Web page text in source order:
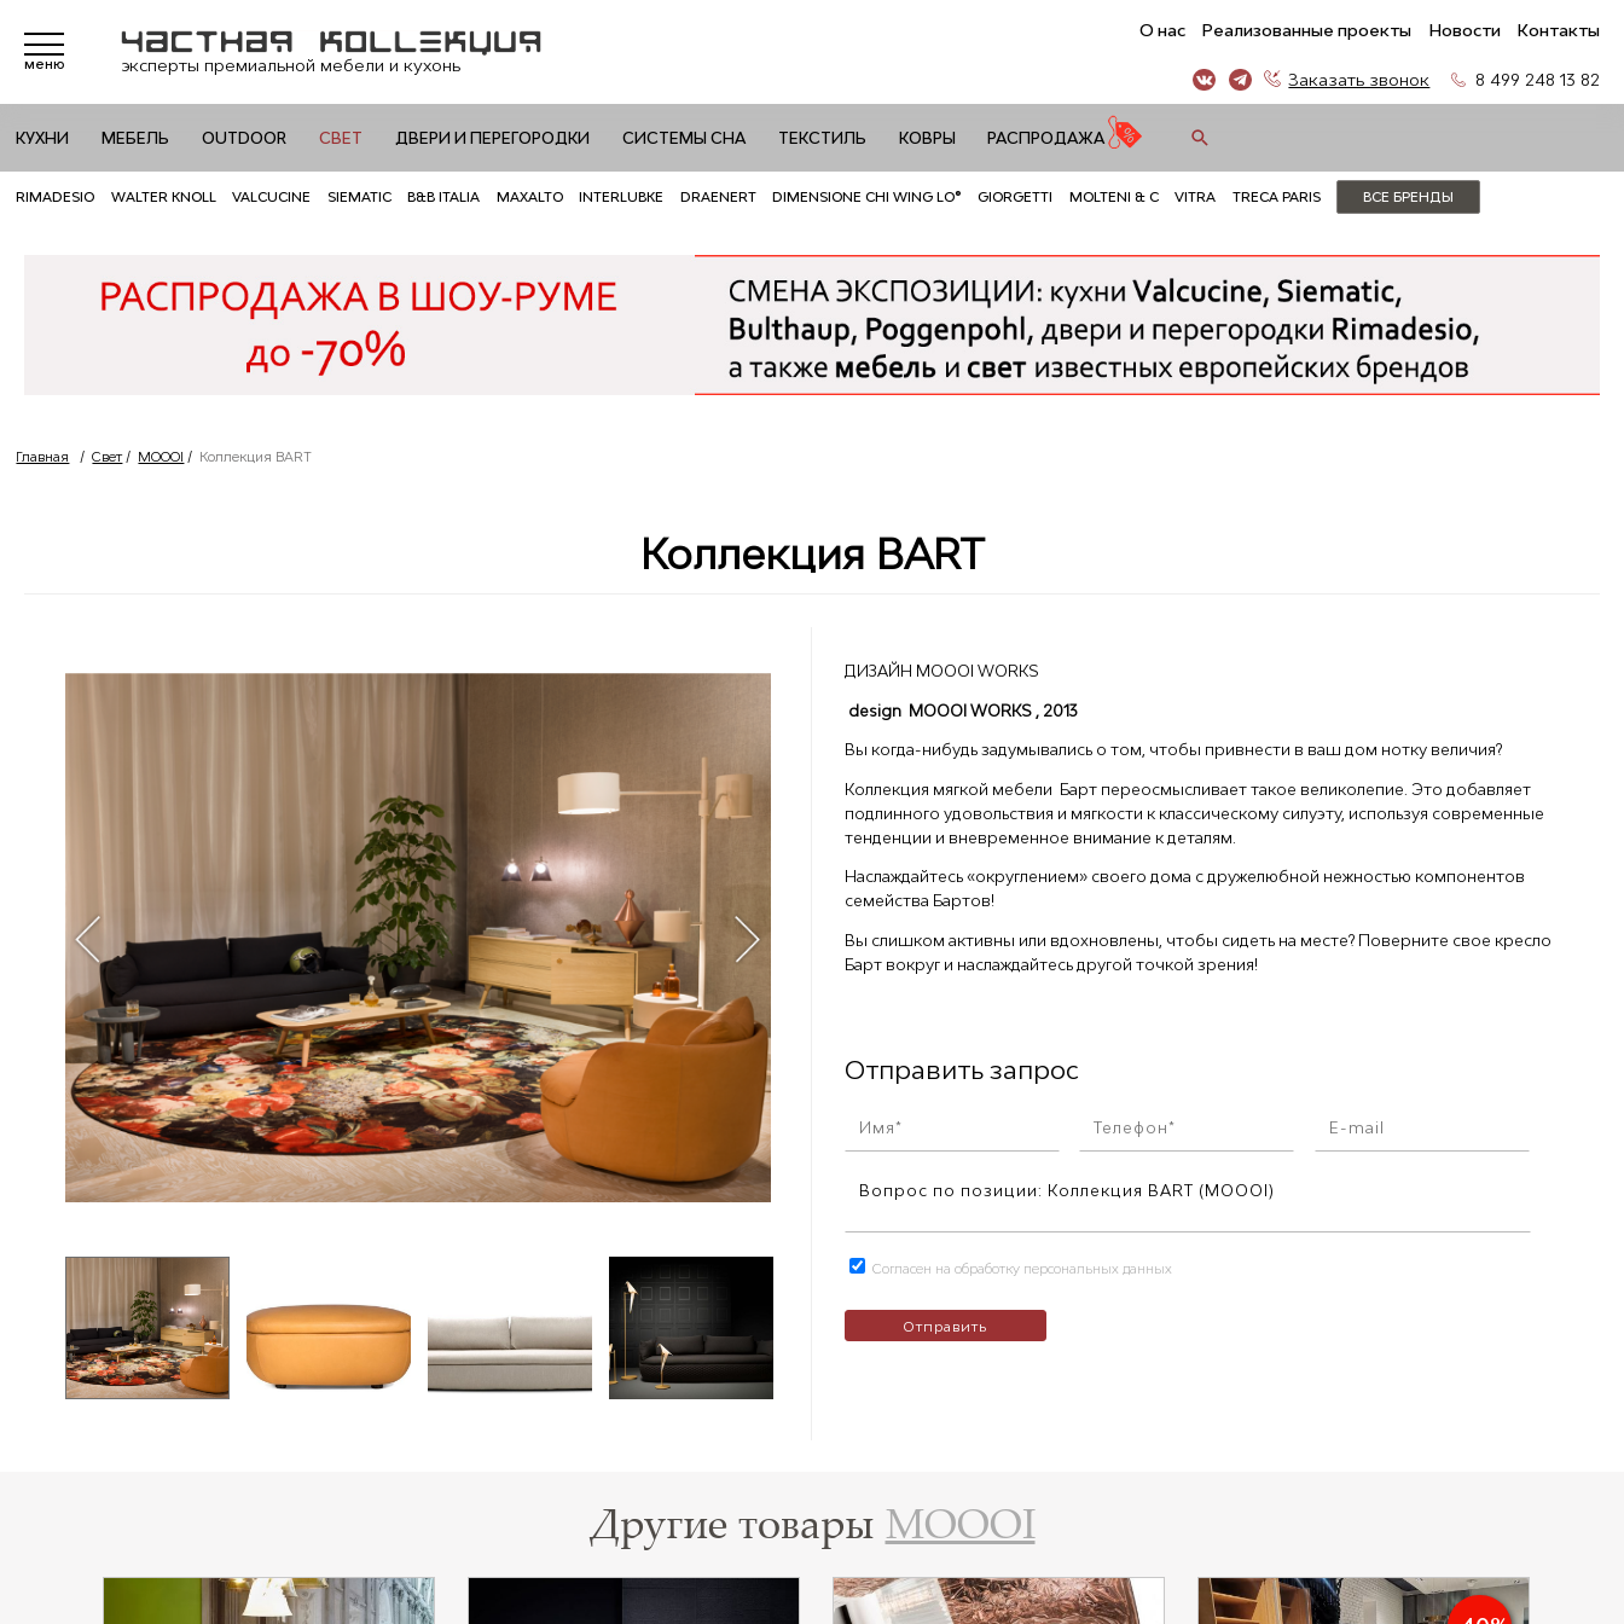
меню эксперты премиальной мебели и кухонь
О нас Реализованные проекты Новости Контакты
Заказать звонок 8 499 248 13 82
КУХНИ МЕБЕЛЬ OUTDOOR СВЕТ ДВЕРИ И ПЕРЕГОРОДКИ СИСТЕМЫ СНА ТЕКСТИЛЬ КОВРЫ РАСПРОДАЖА
RIMADESIO WALTER KNOLL VALCUCINE SIEMATIC B&B ITALIA MAXALTO INTERLUBKE DRAENERT DIMENSIONE CHI WING LO® GIORGETTI MOLTENI & C VITRA TRECA PARIS ВСЕ БРЕНДЫ
Главная /Свет/ MOOOI / Коллекция BART
Коллекция BART
ДИЗАЙН MOOOI WORKS
design MOOOI WORKS , 2013
Вы когда-нибудь задумывались о том, чтобы привнести в ваш дом нотку величия?
Коллекция мягкой мебели Барт переосмысливает такое великолепие. Это добавляет
подлинного удовольствия и мягкости к классическому силуэту, используя современные
тенденции и вневременное внимание к деталям.
Наслаждайтесь «округлением» своего дома с дружелюбной нежностью компонентов
семейства Бартов!
Вы слишком активны или вдохновлены, чтобы сидеть на месте? Поверните свое кресло
Барт вокруг и наслаждайтесь другой точкой зрения!
Отправить запрос
Согласен на обработку персональных данных
Другие товары MOOOI